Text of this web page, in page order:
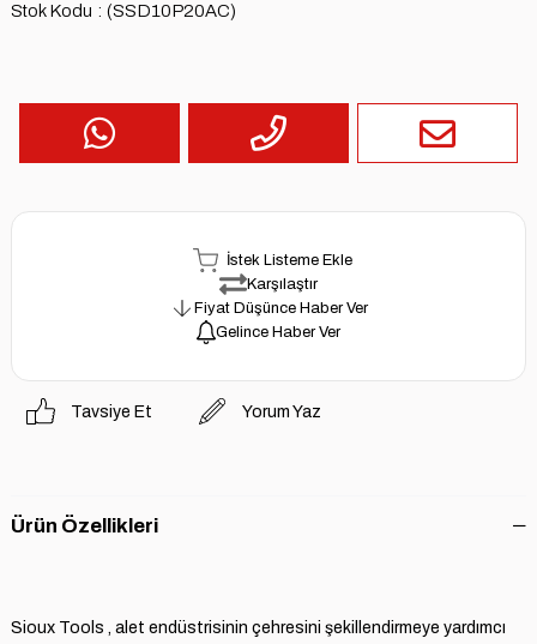
Stok Kodu (SSD10P20AC)
İstek Listeme Ekle
Karşılaştır
Fiyat Düşünce Haber Ver
Gelince Haber Ver
Tavsiye Et Yorum Yaz
Ürün Özellikleri
Sioux Tools , alet endüstrisinin çehresini şekillendirmeye yardımcı